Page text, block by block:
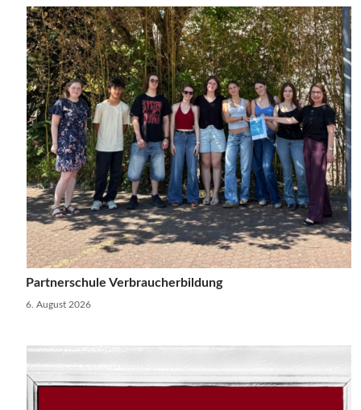
Partnerschule Verbraucherbildung
6. August 2026